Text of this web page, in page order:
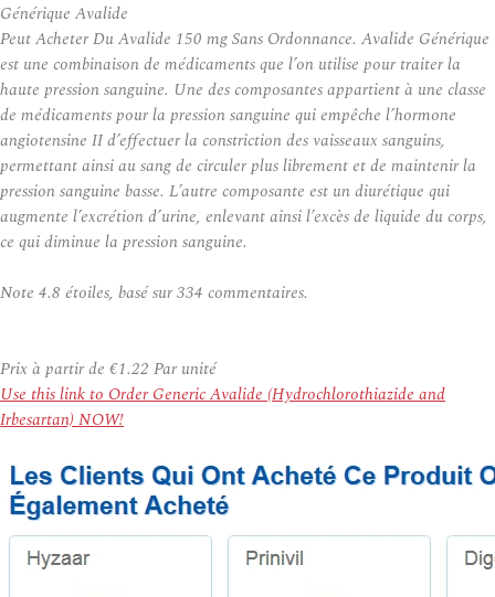
Générique Avalide
Peut Acheter Du Avalide 150 mg Sans Ordonnance. Avalide Générique
est une combinaison de médicaments que l’on utilise pour traiter la
haute pression sanguine. Une des composantes appartient à une classe
de médicaments pour la pression sanguine qui empêche l’hormone
angiotensine II d’effectuer la constriction des vaisseaux sanguins,
permettant ainsi au sang de circuler plus librement et de maintenir la
pression sanguine basse. L’autre composante est un diurétique qui
augmente l’excrétion d’urine, enlevant ainsi l’excès de liquide du corps,
ce qui diminue la pression sanguine.
Note 4.8 étoiles, basé sur334 commentaires.
Prix à partir de €1.22 Par unité
Use this link to Order Generic Avalide (Hydrochlorothiazide and
Irbesartan) NOW!